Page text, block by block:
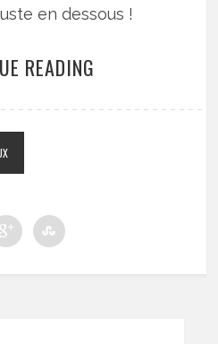
en dessous !
READING